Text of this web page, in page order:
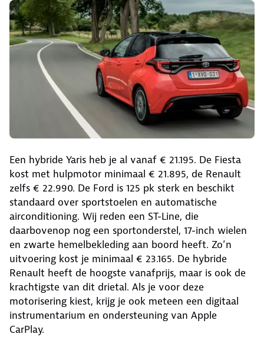
Een hybride Yaris heb je al vanaf € 21.195. De Fiesta
kost met hulpmotor minimaal € 21.895, de Renault
zelfs € 22.990. De Ford is 125 pk sterk en beschikt
standaard over sportstoelen en automatische
airconditioning. Wij reden een ST-Line, die
daarbovenop nog een sportonderstel, 17-inch wielen
en zwarte hemelbekleding aan boord heeft. Zo’n
uitvoering kost je minimaal € 23.165. De hybride
Renault heeft de hoogste vanafprijs, maar is ook de
krachtigste van dit drietal. Als je voor deze
motorisering kiest, krijg je ook meteen een digitaal
instrumentarium en ondersteuning van Apple
CarPlay.